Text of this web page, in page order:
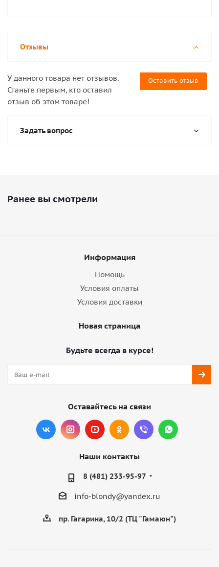
Отзывы
Оставить отзыв
У данного товара нет отзывов.
Станьте первым, кто оставил
отзыв об этом товаре!
Задать вопрос
Ранее вы смотрели
Информация
Помощь
Условия оплаты
Условия доставки
Новая страница
Будьте всегда в курсе!
Оставайтесь на связи
Наши контакты
8 (481) 233-95-97
info-blondy@yandex.ru
пр. Гагарина, 10/2 (ТЦ "Гамаюн")